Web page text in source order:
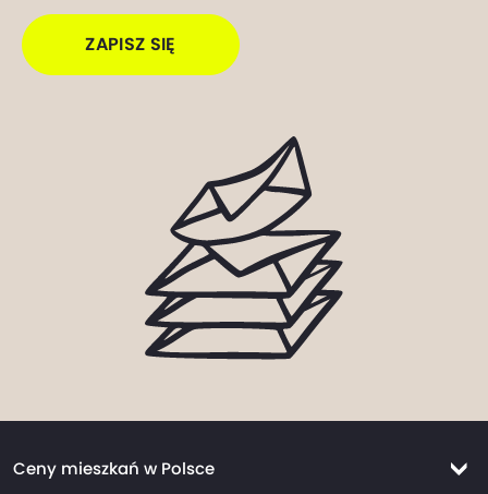
ZAPISZ SIĘ
Ceny mieszkań w Polsce